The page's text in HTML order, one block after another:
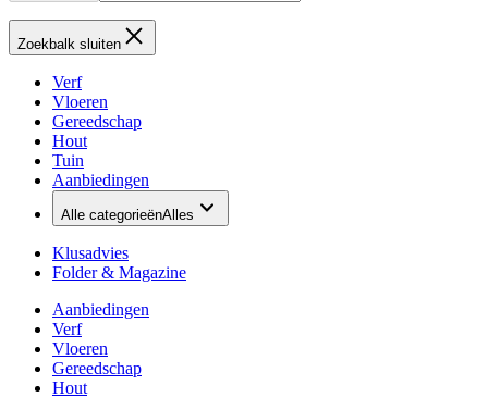
Zoekbalk sluiten
Verf
Vloeren
Gereedschap
Hout
Tuin
Aanbiedingen
Alle categorieënAlles
Klusadvies
Folder & Magazine
Aanbiedingen
Verf
Vloeren
Gereedschap
Hout